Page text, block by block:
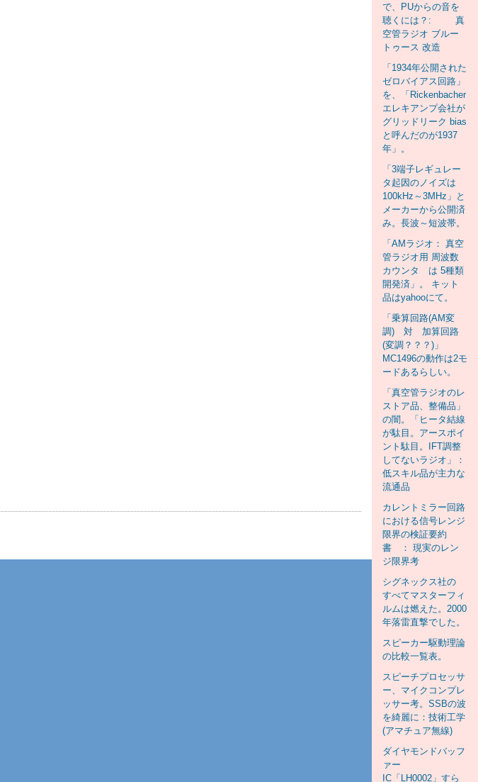
で、PUからの音を
聴くには？: 真
空管ラジオ ブルー
トゥース 改造
「1934年公開された
ゼロバイアス回路」
を、「Rickenbacher
エレキアンプ会社が
グリッドリーク bias
と呼んだのが1937
年」。
「3端子レギュレー
タ起因のノイズは
100kHz～3MHz」と
メーカーから公開済
み。長波～短波帯。
「AMラジオ： 真空
管ラジオ用 周波数
カウンタ は 5種類
開発済」。 キット
品はyahooにて。
「乗算回路(AM変
調) 対 加算回路
(変調？？？)」
MC1496の動作は2モ
ードあるらしい。
「真空管ラジオのレ
ストア品、整備品」
の闇。「ヒータ結線
が駄目。アースポイ
ント駄目。IFT調整
してないラジオ」：
低スキル品が主力な
流通品
カレントミラー回路
における信号レンジ
限界の検証要約
書 ： 現実のレン
ジ限界考
シグネックス社の
すべてマスターフィ
ルムは燃えた。2000
年落雷直撃でした。
スピーカー駆動理論
の比較一覧表。
スピーチプロセッサ
ー、マイクコンプレ
ッサー考。SSBの波
を綺麗に：技術工学
(アマチュア無線)
ダイヤモンドバッフ
ァー
IC「LH0002」すら